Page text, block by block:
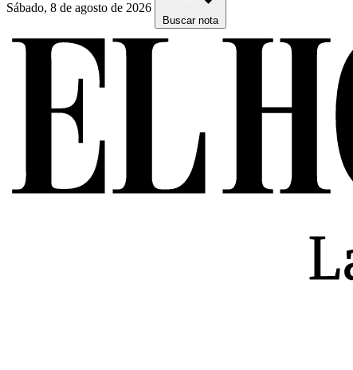
Sábado, 8 de agosto de 2026
Buscar nota